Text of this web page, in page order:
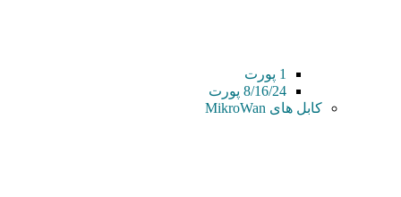
1 پورت
8/16/24 پورت
کابل های MikroWan